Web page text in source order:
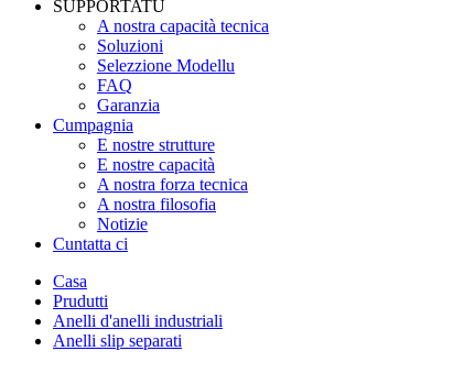
SUPPORTATU
A nostra capacità tecnica
Soluzioni
Selezzione Modellu
FAQ
Garanzia
Cumpagnia
E nostre strutture
E nostre capacità
A nostra forza tecnica
A nostra filosofia
Notizie
Cuntatta ci
Casa
Prudutti
Anelli d'anelli industriali
Anelli slip separati